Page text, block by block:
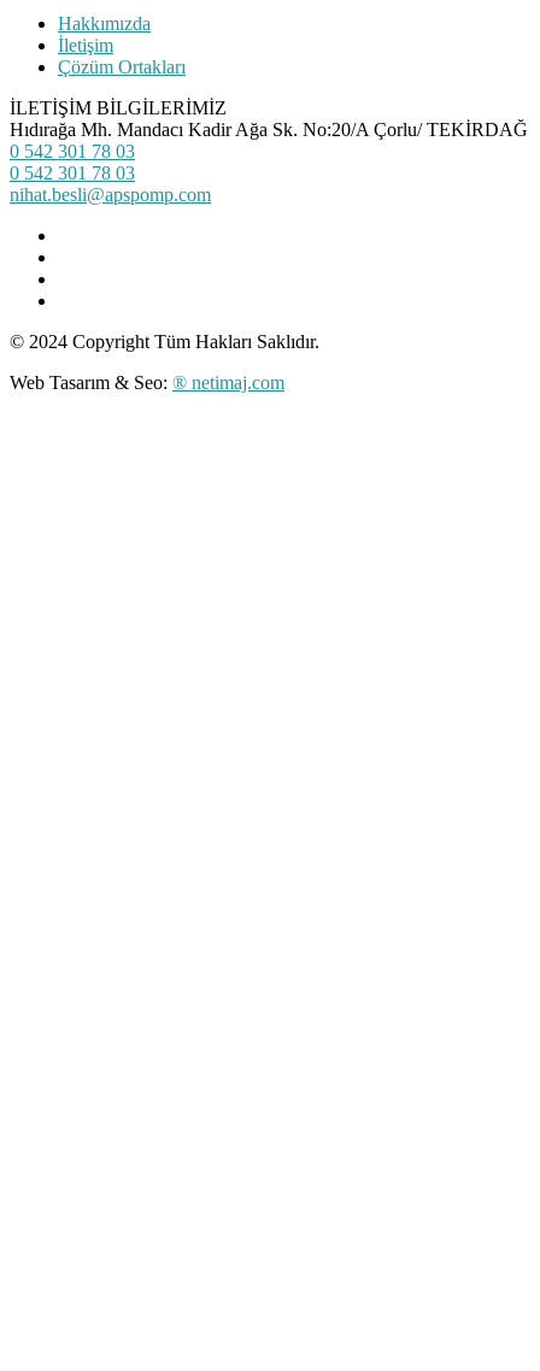
Hakkımızda
İletişim
Çözüm Ortakları
İLETİŞİM BİLGİLERİMİZ
Hıdırağa Mh. Mandacı Kadir Ağa Sk. No:20/A Çorlu/ TEKİRDAĞ
0 542 301 78 03
0 542 301 78 03
nihat.besli@apspomp.com
© 2024 Copyright Tüm Hakları Saklıdır.
Web Tasarım & Seo: ® netimaj.com